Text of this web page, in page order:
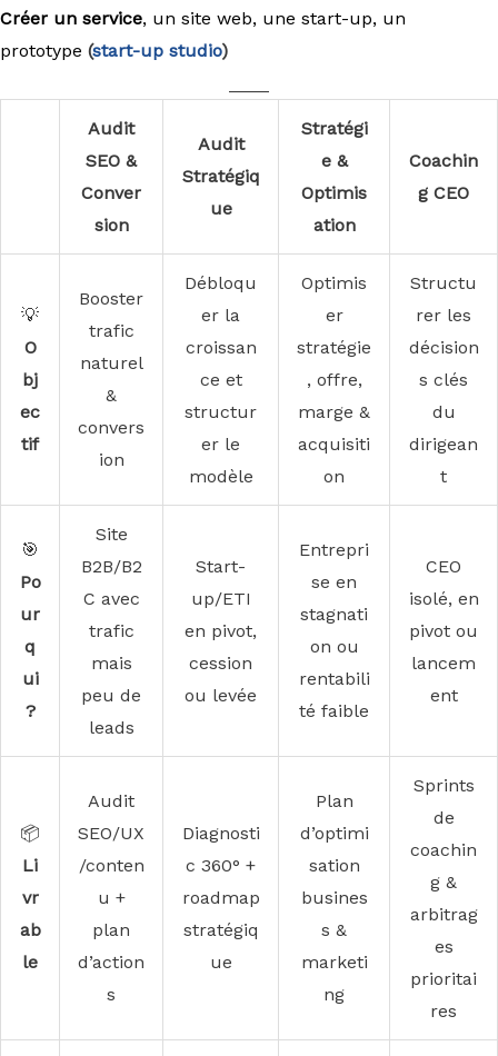
Créer un service, un site web, une start-up, un
prototype (start-up studio)
Audit
SEO &
Conver
sion
Audit
Stratégiq
ue
Stratégi
e &
Optimis
ation
Coachin
g CEO
💡
O
bj
ec
tif
Booster
trafic
naturel
&
convers
ion
Débloqu
er la
croissan
ce et
structur
er le
modèle
Optimis
er
stratégie
, offre,
marge &
acquisiti
on
Structu
rer les
décision
s clés
du
dirigean
t
🎯
Po
ur
q
ui
?
Site
B2B/B2
C avec
trafic
mais
peu de
leads
Start-
up/ETI
en pivot,
cession
ou levée
Entrepri
se en
stagnati
on ou
rentabili
té faible
CEO
isolé, en
pivot ou
lancem
ent
📦
Li
vr
ab
le
Audit
SEO/UX
/conten
u +
plan
d’action
s
Diagnosti
c 360° +
roadmap
stratégiq
ue
Plan
d’optimi
sation
busines
s &
marketi
ng
Sprints
de
coachin
g &
arbitrag
es
prioritai
res